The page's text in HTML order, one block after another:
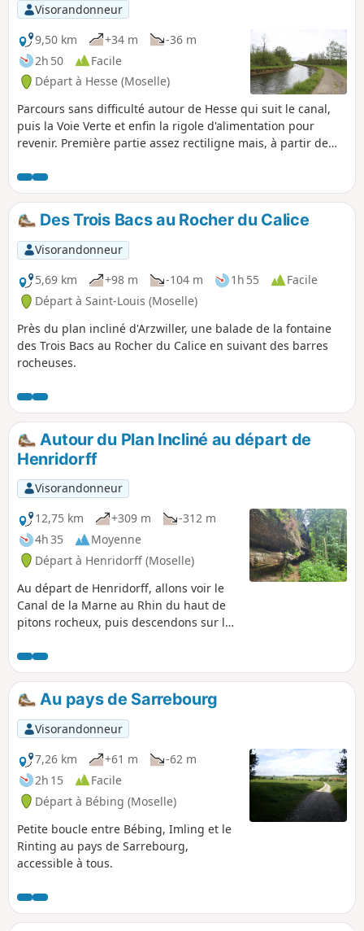
Visorandonneur
9,50 km
+34 m
-36 m
2h 50
Facile
Départ à Hesse (Moselle)
Parcours sans difficulté autour de Hesse qui suit le canal,
puis la Voie Verte et enfin la rigole d'alimentation pour
revenir. Première partie assez rectiligne mais, à partir de
Des Trois Bacs au Rocher du Calice
Visorandonneur
5,69 km
+98 m -104 m 1h 55
Facile
Départ à Saint-Louis (Moselle)
Près du plan incliné d'Arzwiller, une balade de la fontaine
des Trois Bacs au Rocher du Calice en suivant des barres
rocheuses.
Autour du Plan Incliné au départ de
Henridorff
Visorandonneur
12,75 km
+309 m
-312 m
4h 35
Moyenne
Départ à Henridorff (Moselle)
Au départ de Henridorff, allons voir le
Canal de la Marne au Rhin du haut de
pitons rocheux, puis descendons sur les
tunnel piéton, passant sous le canal.À
mi-parcours, faisons une pause
déjeuner à la Brasserie des Éclusiers, au
bord du canal.Vous passerez :- dans un
boyau technique sous le canal. (Prévoir
une lampe frontale).- le long du
Ruisseau Forellenbaechel, sous les voies
ferrées.
Au pays de Sarrebourg
Visorandonneur
7,26 km
+61 m
-62 m
2h 15
Facile
Départ à Bébing (Moselle)
Petite boucle entre Bébing, Imling et le
Rinting au pays de Sarrebourg,
accessible à tous.